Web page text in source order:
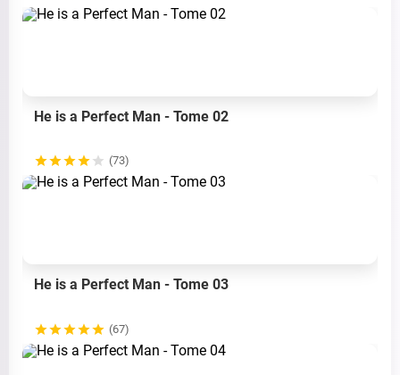
He is a Perfect Man - Tome 02
(73)
He is a Perfect Man - Tome 03
(67)